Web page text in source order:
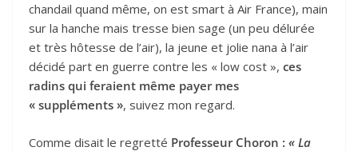
chandail quand même, on est smart à Air France), main
sur la hanche mais tresse bien sage (un peu délurée
et très hôtesse de l’air), la jeune et jolie nana à l’air
décidé part en guerre contre les « low cost », ces
radins qui feraient même payer mes
« suppléments », suivez mon regard.
Comme disait le regretté Professeur Choron : « La